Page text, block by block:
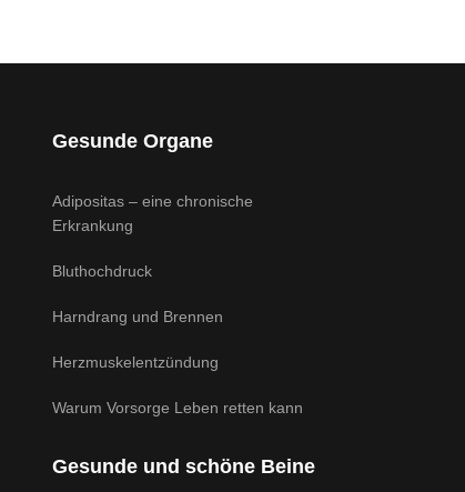
Gesunde Organe
Adipositas – eine chronische
Erkrankung
Bluthochdruck
Harndrang und Brennen
Herzmuskelentzündung
Warum Vorsorge Leben retten kann
Gesunde und schöne Beine